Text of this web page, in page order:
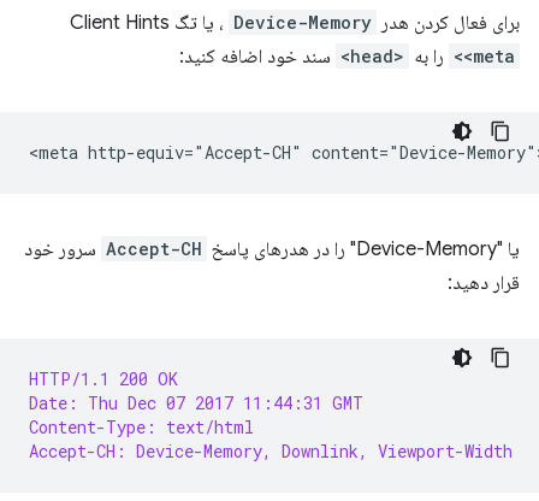
برای فعال کردن هدر Device-Memory ، یا تگ Client Hints
<meta> را به <head> سند خود اضافه کنید:
یا "Device-Memory" را در هدرهای پاسخ Accept-CH سرور خود
قرار دهید:
HTTP/1.1 200 OK
Date: Thu Dec 07 2017 11:44:31 GMT
Content-Type: text/html
Accept-CH: Device-Memory, Downlink, Viewport-Width